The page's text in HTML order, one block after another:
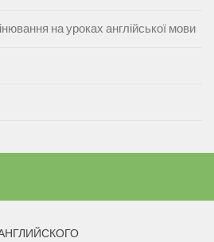
на уроках англійської мови